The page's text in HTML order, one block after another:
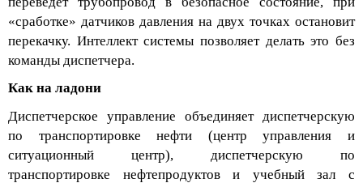
«сработке» датчиков давления на двух точках остановит
перекачку. Интеллект системы позволяет делать это без
команды диспетчера.
Как на ладони
Диспетчерское управление объединяет диспетчерскую
по транспортировке нефти (центр управления и
ситуационный центр), диспетчерскую по
транспортировке нефтепродуктов и учебный зал с